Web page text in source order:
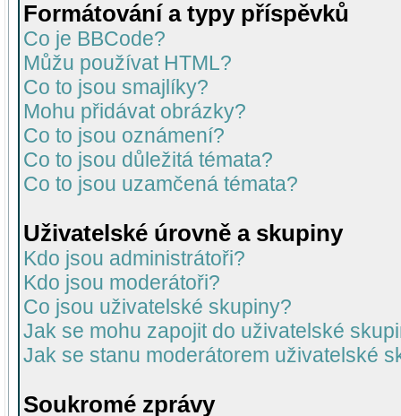
Formátování a typy příspěvků
Co je BBCode?
Můžu používat HTML?
Co to jsou smajlíky?
Mohu přidávat obrázky?
Co to jsou oznámení?
Co to jsou důležitá témata?
Co to jsou uzamčená témata?
Uživatelské úrovně a skupiny
Kdo jsou administrátoři?
Kdo jsou moderátoři?
Co jsou uživatelské skupiny?
Jak se mohu zapojit do uživatelské
Jak se stanu moderátorem uživatelské
Soukromé zprávy